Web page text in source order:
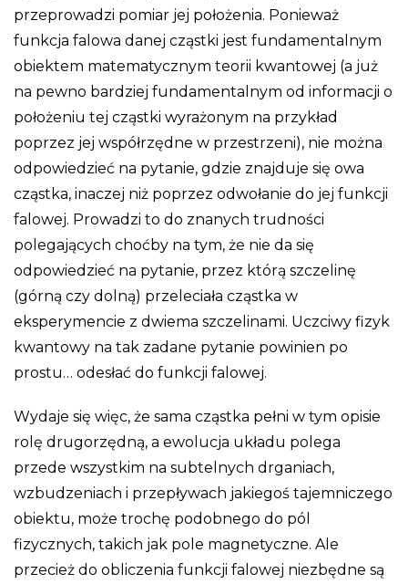
przeprowadzi pomiar jej położenia. Ponieważ
funkcja falowa danej cząstki jest fundamentalnym
obiektem matematycznym teorii kwantowej (a już
na pewno bardziej fundamentalnym od informacji o
położeniu tej cząstki wyrażonym na przykład
poprzez jej współrzędne w przestrzeni), nie można
odpowiedzieć na pytanie, gdzie znajduje się owa
cząstka, inaczej niż poprzez odwołanie do jej funkcji
falowej. Prowadzi to do znanych trudności
polegających choćby na tym, że nie da się
odpowiedzieć na pytanie, przez którą szczelinę
(górną czy dolną) przeleciała cząstka w
eksperymencie z dwiema szczelinami. Uczciwy fizyk
kwantowy na tak zadane pytanie powinien po
prostu… odesłać do funkcji falowej.
Wydaje się więc, że sama cząstka pełni w tym opisie
rolę drugorzędną, a ewolucja układu polega
przede wszystkim na subtelnych drganiach,
wzbudzeniach i przepływach jakiegoś tajemniczego
obiektu, może trochę podobnego do pól
fizycznych, takich jak pole magnetyczne. Ale
przecież do obliczenia funkcji falowej niezbędne są